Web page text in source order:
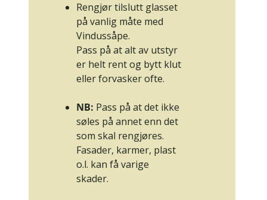
Rengjør tilslutt glasset
på vanlig måte med
Vindussåpe.
Pass på at alt av utstyr
er helt rent og bytt klut
eller forvasker ofte.
NB: Pass på at det ikke
søles på annet enn det
som skal rengjøres.
Fasader, karmer, plast
o.l. kan få varige
skader.